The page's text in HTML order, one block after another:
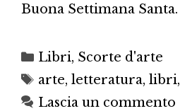
Buona Settimana Santa.
Categorie
Libri, Scorte d'arte
Tag
arte, letteratura, libri,
Lascia un commento